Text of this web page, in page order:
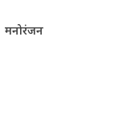
मनोरंजन